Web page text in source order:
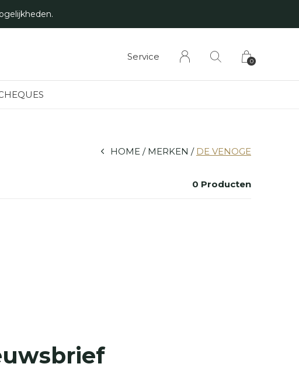
Service 0
HOME MERKEN DE VENOGE
0 Producten